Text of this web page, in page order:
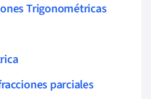
Trigonométricas
parciales